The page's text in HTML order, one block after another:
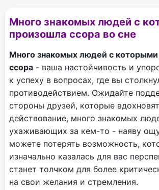
Много знакомых людей с
произошла ссора во сне
Много знакомых людей с
ссора - ваша настойчивость и
к успеху в вопросах, где вы
противодействием. Ожидайте
стороны друзей, которые
действование, много знакомых
ухаживающих за кем-то - наяву
можете потерять возможность,
изначально казалась для вас
станет толчком для более
на свои желания и стремления.